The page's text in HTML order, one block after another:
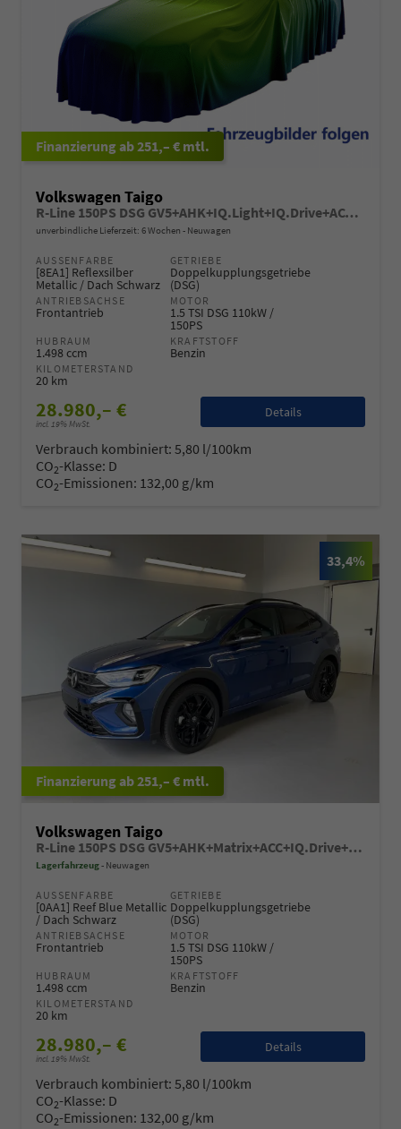
ab 251,– € mtl.
Volkswagen Taigo
R-Line 150PS DSG GV5+AHK+IQ.Light+IQ.Drive+ACC+Kamera+Black+Kessy+Sitzheiz
unverbindliche Lieferzeit: 6 Wochen Neuwagen
AUSSENFARBE
[8EA1] Reflexsilber
Metallic / Dach Schwarz
GETRIEBE
Doppelkupplungsgetriebe
(DSG)
ANTRIEBSACHSE
Frontantrieb
MOTOR
1.5 TSI DSG 110kW /
150PS
HUBRAUM
1.498 ccm
KRAFTSTOFF
Benzin
KILOMETERSTAND
20 km
28.980,– €
incl. 19% MwSt.
Details
Verbrauch kombiniert: 5,80 l/100km
CO2-Klasse: D
CO2-Emissionen: 132,00 g/km
33,4%
ab 251,– € mtl.
Volkswagen Taigo
R-Line 150PS DSG GV5+AHK+Matrix+ACC+IQ.Drive+Black+Kamera+Keyless+Alu18
Lagerfahrzeug Neuwagen
AUSSENFARBE
[0AA1] Reef Blue Metallic
/ Dach Schwarz
GETRIEBE
Doppelkupplungsgetriebe
(DSG)
ANTRIEBSACHSE
Frontantrieb
MOTOR
1.5 TSI DSG 110kW /
150PS
HUBRAUM
1.498 ccm
KRAFTSTOFF
Benzin
KILOMETERSTAND
20 km
28.980,– €
incl. 19% MwSt.
Details
Verbrauch kombiniert: 5,80 l/100km
CO2-Klasse: D
CO2-Emissionen: 132,00 g/km